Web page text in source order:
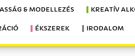
& MODELLEZÉS KREATÍV
ÉKSZEREK IRODALOM